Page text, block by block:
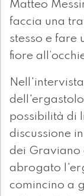
Matteo
faccia una
stesso e fare
fiore
possibilità di
discussione
dei Graviano
abrogato
comincino a